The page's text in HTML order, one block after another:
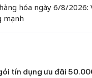
hóa ngày 6/8/2026:
mạnh
tín dụng ưu đãi